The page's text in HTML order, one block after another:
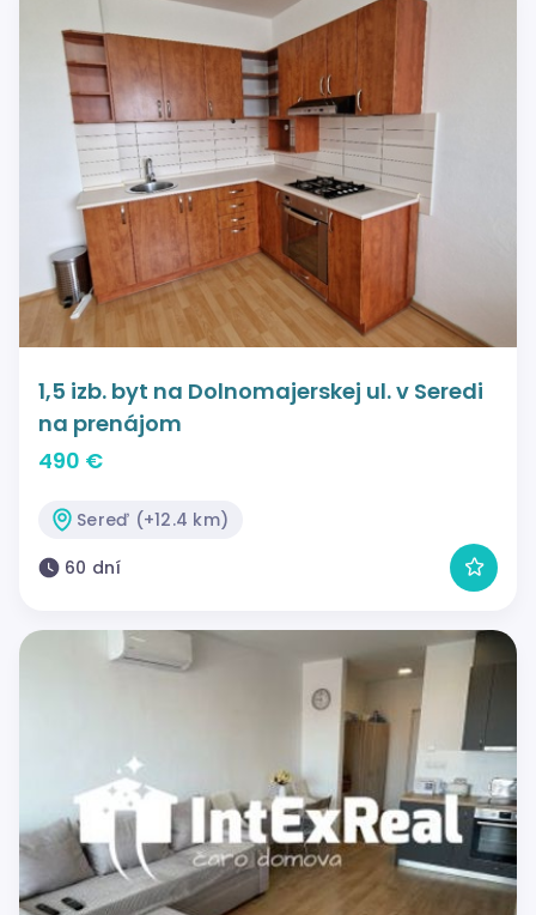
1,5 izb. byt na Dolnomajerskej ul. v Seredi
na prenájom
490 €
Sereď (+12.4 km)
60 dní